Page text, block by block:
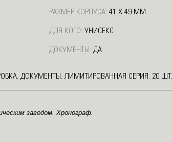
РАЗМЕР КОРПУСА: 41 Х 49 ММ
ДЛЯ КОГО: УНИСЕКС
ДОКУМЕНТЫ: ДА
ДОКУМЕНТЫ. ЛИМИТИРОВАННАЯ СЕРИЯ: 20 ШТ.
заводом. Хронограф.